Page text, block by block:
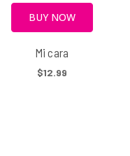
BUY NOW
Mi cara
$12.99